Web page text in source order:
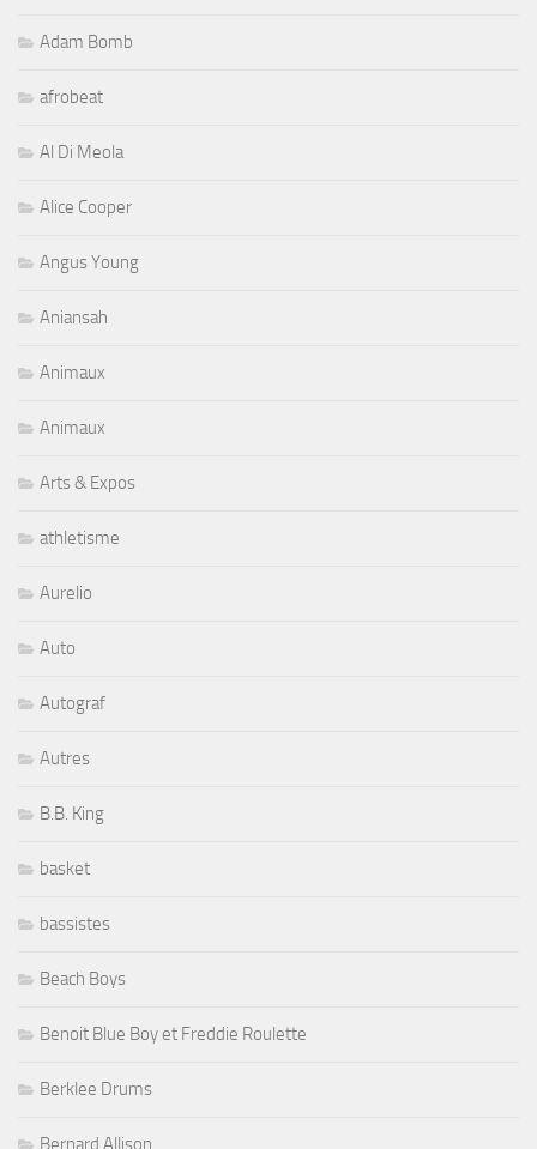
Adam Bomb
afrobeat
Al Di Meola
Alice Cooper
Angus Young
Aniansah
Animaux
Animaux
Arts & Expos
athletisme
Aurelio
Auto
Autograf
Autres
B.B. King
basket
bassistes
Beach Boys
Benoit Blue Boy et Freddie Roulette
Berklee Drums
Bernard Allison